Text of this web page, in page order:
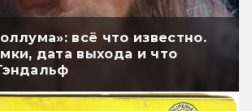
всё что известно.
дата выхода и что